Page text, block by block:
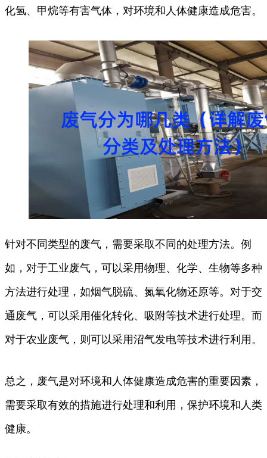
化氢、甲烷等有害气体，对环境和人体健康造成危害。
针对不同类型的废气，需要采取不同的处理方法。例
如，对于工业废气，可以采用物理、化学、生物等多种
方法进行处理，如烟气脱硫、氮氧化物还原等。对于交
通废气，可以采用催化转化、吸附等技术进行处理。而
对于农业废气，则可以采用沼气发电等技术进行利用。
总之，废气是对环境和人体健康造成危害的重要因素，
需要采取有效的措施进行处理和利用，保护环境和人类
健康。